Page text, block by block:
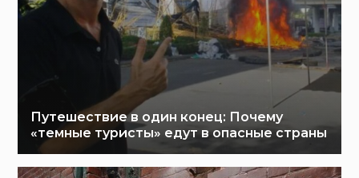
Путешествие в один конец: Почему
«темные туристы» едут в опасные страны